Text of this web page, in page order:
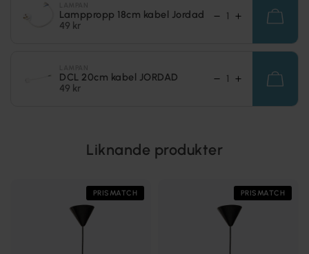
Lamppropp 18cm kabel Jordad
49 kr
DCL 20cm kabel JORDAD
49 kr
Liknande produkter
PRISMATCH PRISMATCH